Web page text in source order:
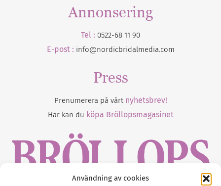
Användning av cookies
Annonsering
Tel : 0522-68 11 90
E-post : info@nordicbridalmedia.com
Press
Prenumerera på vårt nyhetsbrev!
Här kan du köpa Bröllopsmagasinet